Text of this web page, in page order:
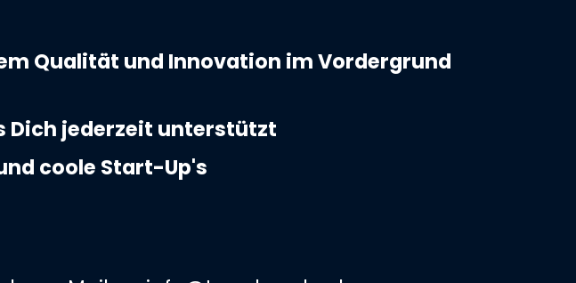
Qualität und Innovation im Vordergrund
Dich jederzeit unterstützt
coole Start-Up's